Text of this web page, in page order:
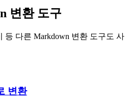
변환 도구
등 다른 Markdown 변환 도구도 사
변환